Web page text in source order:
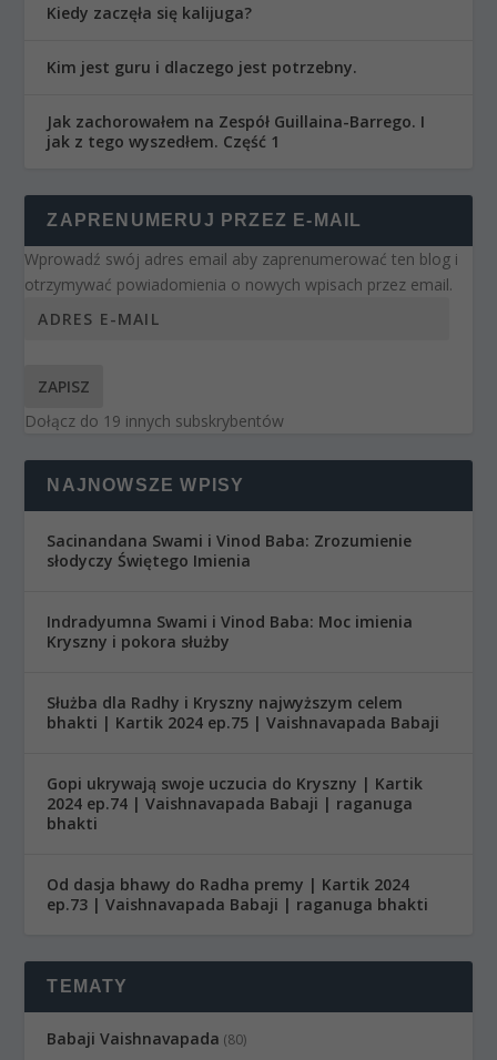
Kiedy zaczęła się kalijuga?
Kim jest guru i dlaczego jest potrzebny.
Jak zachorowałem na Zespół Guillaina-Barrego. I
jak z tego wyszedłem. Część 1
ZAPRENUMERUJ PRZEZ E-MAIL
Wprowadź swój adres email aby zaprenumerować ten blog i
otrzymywać powiadomienia o nowych wpisach przez email.
ZAPISZ
Dołącz do 19 innych subskrybentów
NAJNOWSZE WPISY
Sacinandana Swami i Vinod Baba: Zrozumienie
słodyczy Świętego Imienia
Indradyumna Swami i Vinod Baba: Moc imienia
Kryszny i pokora służby
Służba dla Radhy i Kryszny najwyższym celem
bhakti | Kartik 2024 ep.75 | Vaishnavapada Babaji
Gopi ukrywają swoje uczucia do Kryszny | Kartik
2024 ep.74 | Vaishnavapada Babaji | raganuga
bhakti
Od dasja bhawy do Radha premy | Kartik 2024
ep.73 | Vaishnavapada Babaji | raganuga bhakti
TEMATY
Babaji Vaishnavapada (80)